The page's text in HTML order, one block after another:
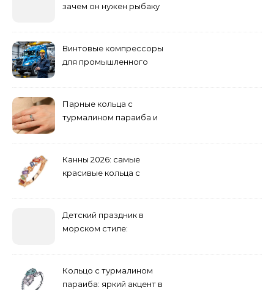
зачем он нужен рыбаку
Винтовые компрессоры
для промышленного
Парные кольца с
турмалином параиба и
Канны 2026: самые
красивые кольца с
Детский праздник в
морском стиле:
Кольцо с турмалином
параиба: яркий акцент в